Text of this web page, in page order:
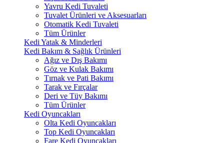
Yavru Kedi Tuvaleti
Tuvalet Ürünleri ve Aksesuarları
Otomatik Kedi Tuvaleti
Tüm Ürünler
Kedi Yatak & Minderleri
Kedi Bakım & Sağlık Ürünleri
Ağız ve Dış Bakımı
Göz ve Kulak Bakımı
Tırnak ve Pati Bakımı
Tarak ve Fırçalar
Deri ve Tüy Bakımı
Tüm Ürünler
Kedi Oyuncakları
Olta Kedi Oyuncakları
Top Kedi Oyuncakları
Fare Kedi Oyuncakları